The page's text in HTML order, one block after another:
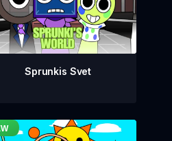
Sprunkis Svet